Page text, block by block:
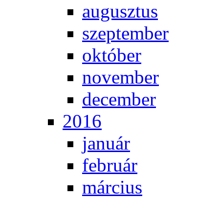
au­gusz­tus
szep­tem­ber
ok­tó­ber
no­vem­ber
de­cem­ber
2016
ja­nu­ár
feb­ru­ár
már­ci­us